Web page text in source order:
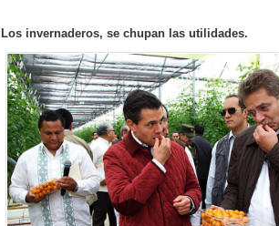
Los invernaderos, se chupan las utilidades.